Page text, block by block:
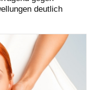
deutlich